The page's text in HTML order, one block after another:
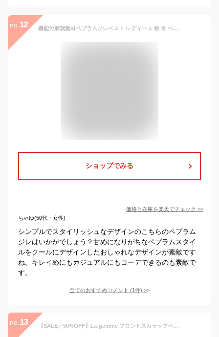
no. 12 機能付麻調素材ペプラムジレベスト レディース 秋 冬 ベスト ジレ ブラック/ライトグレー/ネイビー M-3L
ショップでみる
価格と在庫を楽天でチェック >>
ちゃゆ(50代・女性)
シンプルでスタイリッシュなデザインのこちらのペプラム
ジレはいかがでしょう？甘めになりがちなペプラムスタイ
ルをクールにデザインしたおしゃれなデザインが素敵です
ね。キレイめにもカジュアルにもコーデできるのも素敵で
す。
全てのおすすめコメント (1件) >
no. 13 【SALE／50%OFF】La-gemme フロントスカラップペプラムベスト ラジュール トップス ベスト・ジレ ベージュ グレー【送料無料】